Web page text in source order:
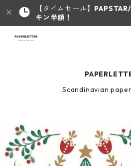
【タイムセール】
キン半額！
Scandinavian